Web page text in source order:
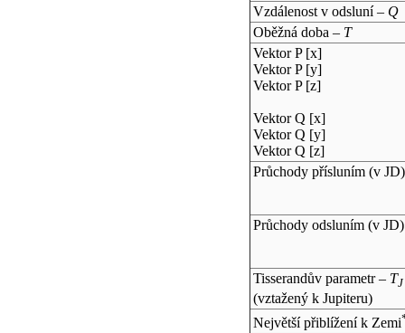
Vzdálenost v odsluní – Q
Oběžná doba – T
Vektor P [x]
Vektor P [y]
Vektor P [z]
Vektor Q [x]
Vektor Q [y]
Vektor Q [z]
Průchody přísluním (v JD)
Průchody odsluním (v JD)
Tisserandův parametr – TJ
(vztažený k Jupiteru)
Největší přiblížení k Zemi